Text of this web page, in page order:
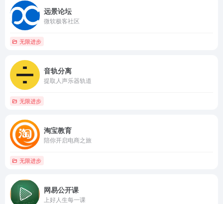
远景论坛
微软极客社区
无限进步
音轨分离
提取人声乐器轨道
无限进步
淘宝教育
陪你开启电商之旅
无限进步
网易公开课
上好人生每一课